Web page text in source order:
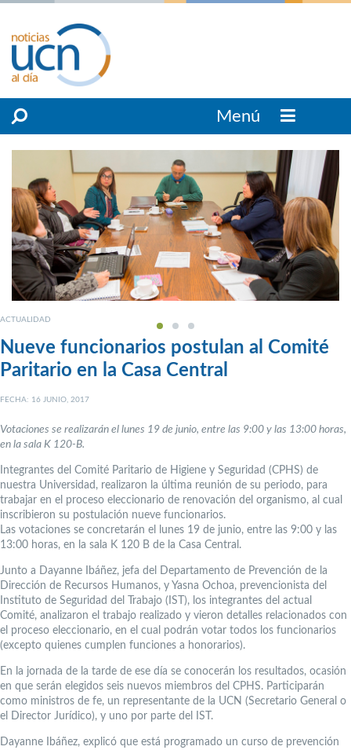
Menú
ACTUALIDAD
Nueve funcionarios postulan al Comité
Paritario en la Casa Central
FECHA: 16 JUNIO, 2017
Votaciones se realizarán el lunes 19 de junio, entre las 9:00 y las 13:00 horas,
en la sala K 120-B.
Integrantes del Comité Paritario de Higiene y Seguridad (CPHS) de
nuestra Universidad, realizaron la última reunión de su periodo, para
trabajar en el proceso eleccionario de renovación del organismo, al cual
inscribieron su postulación nueve funcionarios.
Las votaciones se concretarán el lunes 19 de junio, entre las 9:00 y las
13:00 horas, en la sala K 120 B de la Casa Central.
Junto a Dayanne Ibáñez, jefa del Departamento de Prevención de la
Dirección de Recursos Humanos, y Yasna Ochoa, prevencionista del
Instituto de Seguridad del Trabajo (IST), los integrantes del actual
Comité, analizaron el trabajo realizado y vieron detalles relacionados con
el proceso eleccionario, en el cual podrán votar todos los funcionarios
(excepto quienes cumplen funciones a honorarios).
En la jornada de la tarde de ese día se conocerán los resultados, ocasión
en que serán elegidos seis nuevos miembros del CPHS. Participarán
como ministros de fe, un representante de la UCN (Secretario General o
el Director Jurídico), y uno por parte del IST.
Dayanne Ibáñez, explicó que está programado un curso de prevención